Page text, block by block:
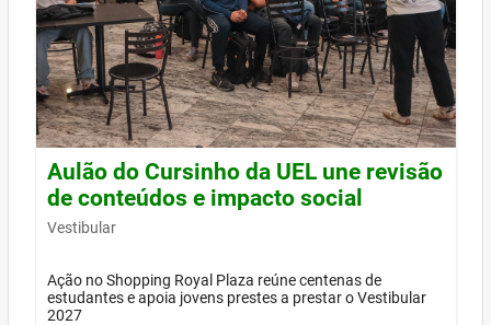
Aulão do Cursinho da UEL une revisão
de conteúdos e impacto social
Vestibular
Ação no Shopping Royal Plaza reúne centenas de
estudantes e apoia jovens prestes a prestar o Vestibular
2027